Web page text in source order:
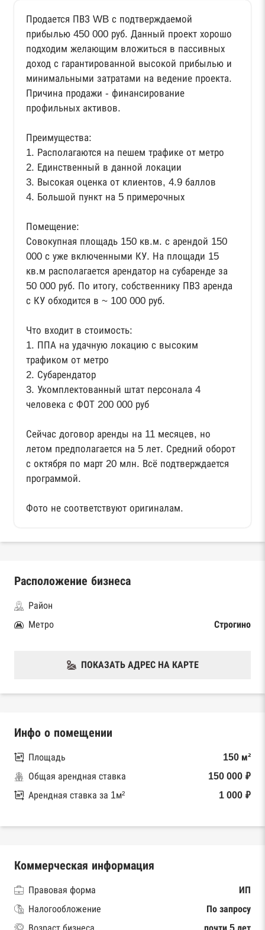
Продается ПВЗ WB с подтверждаемой
прибылью 450 000 руб. Данный проект хорошо
подходим желающим вложиться в пассивных
доход с гарантированной высокой прибылью и
минимальными затратами на ведение проекта.
Причина продажи - финансирование
профильных активов.
Преимущества:
1. Располагаются на пешем трафике от метро
2. Единственный в данной локации
3. Высокая оценка от клиентов, 4.9 баллов
4. Большой пункт на 5 примерочных
Помещение:
Совокупная площадь 150 кв.м. с арендой 150
000 с уже включенными КУ. На площади 15
кв.м располагается арендатор на субаренде за
50 000 руб. По итогу, собственнику ПВЗ аренда
с КУ обходится в ~ 100 000 руб.
Что входит в стоимость:
1. ППА на удачную локацию с высоким
трафиком от метро
2. Субарендатор
3. Укомплектованный штат персонала 4
человека с ФОТ 200 000 руб
Сейчас договор аренды на 11 месяцев, но
летом предполагается на 5 лет. Средний оборот
с октября по март 20 млн. Всё подтверждается
программой.
Фото не соответствуют оригиналам.
Расположение бизнеса
Район
Метро
Строгино
ПОКАЗАТЬ АДРЕС НА КАРТЕ
Инфо о помещении
Площадь
150 м²
Общая арендная ставка
150 000 ₽
Арендная ставка за 1м²
1 000 ₽
Коммерческая информация
Правовая форма
ИП
Налогообложение
По запросу
Возраст бизнеса
почти 5 лет